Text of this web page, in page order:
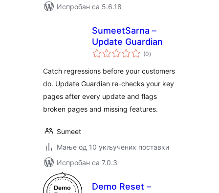
Испробан са 5.6.18
SumeetSarna –
Update Guardian
(0укупних
оцена
)
Catch regressions before your customers
do. Update Guardian re-checks your key
pages after every update and flags
broken pages and missing features.
Sumeet
Мање од 10 укључених поставки
Испробан са 7.0.3
Demo Reset –